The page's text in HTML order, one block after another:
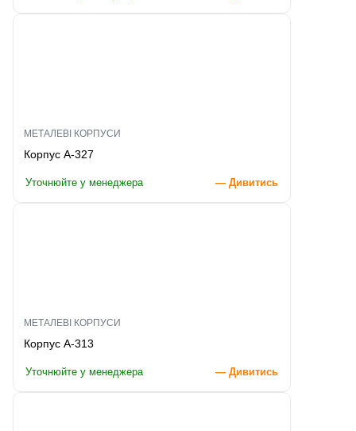
МЕТАЛЕВІ КОРПУСИ
Корпус A-327
Уточнюйте у менеджера — Дивитись
МЕТАЛЕВІ КОРПУСИ
Корпус A-313
Уточнюйте у менеджера — Дивитись